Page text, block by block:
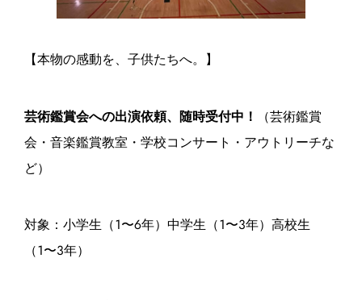
【本物の感動を、子供たちへ。】
芸術鑑賞会への出演依頼、随時受付中！
（芸術鑑賞
会・音楽鑑賞教室・学校コンサート・アウトリーチな
ど）
対象：小学生（1〜6年）中学生（1〜3年）高校生
（1〜3年）